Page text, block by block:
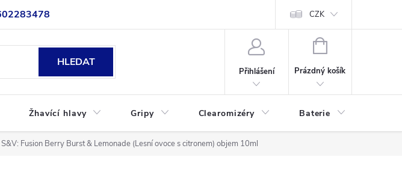
CZK
HLEDAT
Přihlášení
NÁKUPNÍ
Prázdný košík
Žhavící hlavy Gripy Clearomizéry Baterie
S&V: Fusion Berry Burst & Lemonade (Lesní ovoce s citronem) objem 10ml